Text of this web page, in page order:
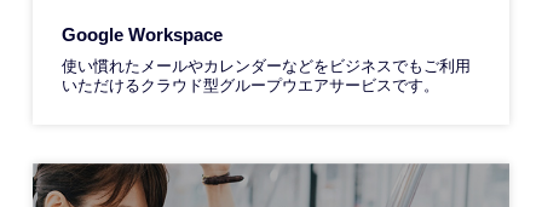
Google Workspace
使い慣れたメールやカレンダーなどをビジネスでもご利用
いただけるクラウド型グループウエアサービスです。